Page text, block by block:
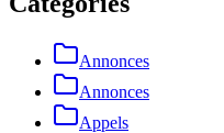
Annonces
Annonces
Appels